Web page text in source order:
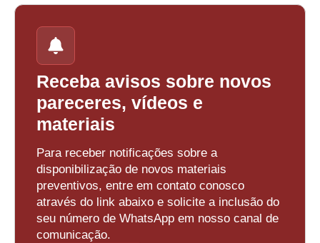
Receba avisos sobre novos
pareceres, vídeos e
materiais
Para receber notificações sobre a
disponibilização de novos materiais
preventivos, entre em contato conosco
através do link abaixo e solicite a inclusão do
seu número de WhatsApp em nosso canal de
comunicação.